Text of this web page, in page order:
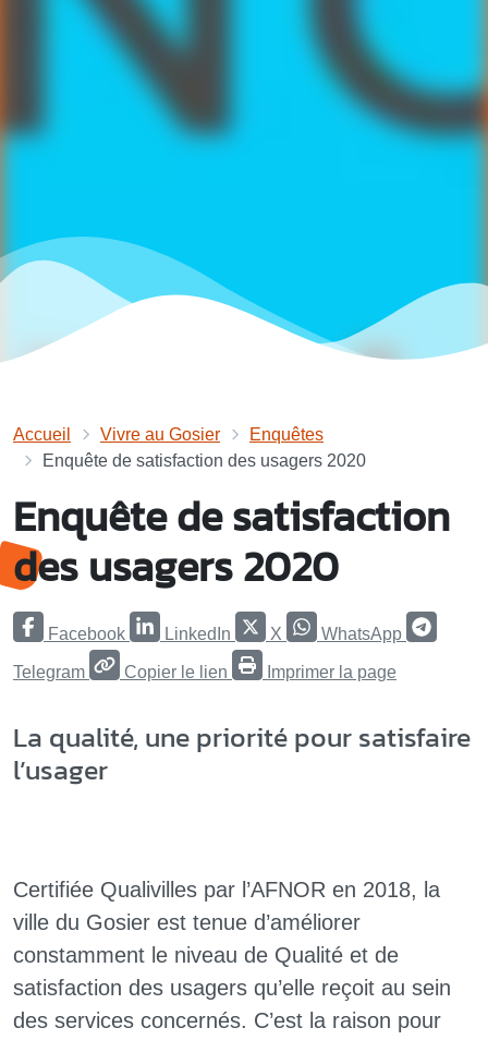
Accueil Vivre au Gosier
Enquêtes
Enquête de satisfaction des usagers 2020
Enquête de satisfaction
des usagers 2020
Facebook LinkedIn X WhatsApp
Telegram Copier le lien Imprimer la page
La qualité, une priorité pour satisfaire
l’usager
Certifiée Qualivilles par l’AFNOR en 2018, la
ville du Gosier est tenue d’améliorer
constamment le niveau de Qualité et de
satisfaction des usagers qu’elle reçoit au sein
des services concernés. C’est la raison pour